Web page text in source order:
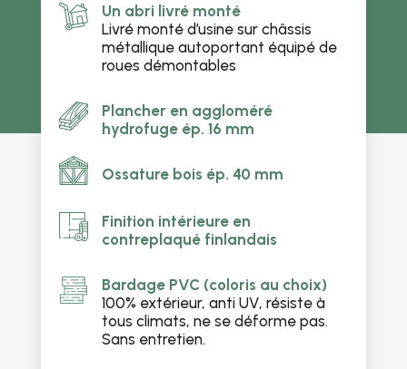
Un abri livré monté
Livré monté d’usine sur châssis
métallique autoportant équipé de
roues démontables
Plancher en aggloméré
hydrofuge ép. 16 mm
Ossature bois ép. 40 mm
Finition intérieure en
contreplaqué finlandais
Bardage PVC (coloris au choix)
100% extérieur, anti UV, résiste à
tous climats, ne se déforme pas.
Sans entretien.